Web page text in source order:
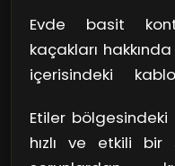
durumlar göz
kazalara neden
zamanda
neden olabilir.
iletişime geçmek,
çözülmesini
hem de
uzmana
Evde basit
kaçakları
içerisindeki
olmadığını
bir test cihazı
Etiler
hızlı ve etkili